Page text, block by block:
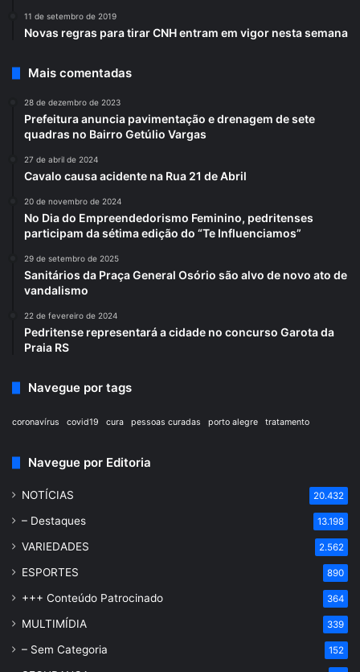
11 de setembro de 2019
Novas regras para tirar CNH entram em vigor nesta semana
Mais comentadas
28 de dezembro de 2023
Prefeitura anuncia pavimentação e drenagem de sete
quadras no Bairro Getúlio Vargas
27 de abril de 2024
Cavalo causa acidente na Rua 21 de Abril
20 de novembro de 2024
No Dia do Empreendedorismo Feminino, pedritenses
participam da sétima edição do “Te Influenciamos”
29 de setembro de 2025
Sanitários da Praça General Osório são alvo de novo ato de
vandalismo
22 de fevereiro de 2024
Pedritense representará a cidade no concurso Garota da
Praia RS
Navegue por tags
coronavírus covid19 cura pessoas curadas porto alegre tratamento
Navegue por Editoria
NOTÍCIAS 20.432
– Destaques 13.198
VARIEDADES 2.562
ESPORTES 890
+++ Conteúdo Patrocinado 364
MULTIMÍDIA 339
– Sem Categoria 152